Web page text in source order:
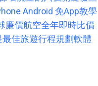
Android 免App教學
廉價航空全年即時比價
佳旅遊行程規劃軟體